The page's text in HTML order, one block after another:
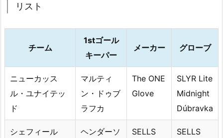
リスト
チーム
1stゴール
キーパー
メーカー グローブ
ニューカッス
ル・ユナイテッ
ド
マルティ
ン・ドゥブ
ラフカ
The ONE
Glove
SLYR Lite
Midnight
Dúbravka
シェフィール
ヘンダーソ
SELLS
SELLS